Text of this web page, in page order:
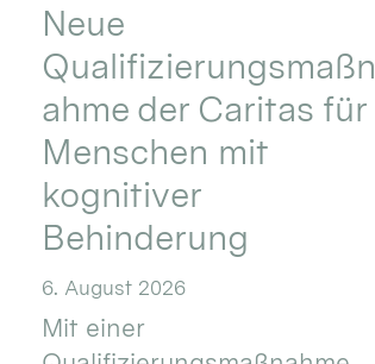
Neue
Qualifizierungsmaßn
ahme der Caritas für
Menschen mit
kognitiver
Behinderung
6. August 2026
Mit einer